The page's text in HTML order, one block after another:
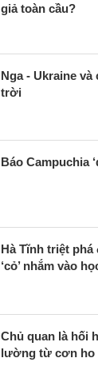
giả toàn cầu?
Nga - Ukraine
trời
Báo Campuchia
Hà Tĩnh triệt
‘cỏ’ nhắm vào
Chủ quan là hối
lường từ cơn ho